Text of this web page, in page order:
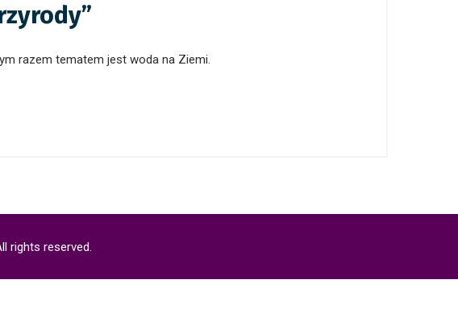
razem tematem jest woda na Ziemi.
rights reserved.